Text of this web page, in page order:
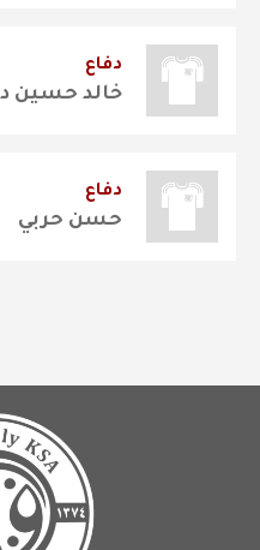
دفاع
خالد حسين
دفاع
حسن حربي